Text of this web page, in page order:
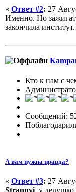
« Ответ #2: 27
Именно. Но
закончила
Кто к нам с
Сообщений:
А вам нужна правда?
« Ответ #3: 27
Strannyi, у дедушко